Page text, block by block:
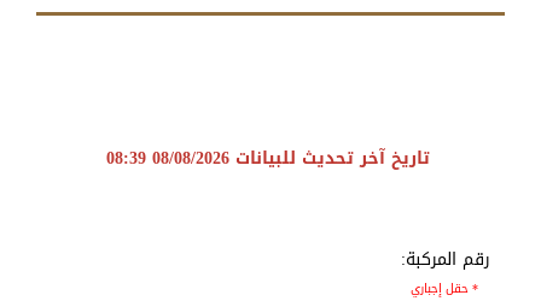
تاريخ آخر تحديث للبيانات08/08/2026 08:39
رقم المركبة:
* حقل إجباري